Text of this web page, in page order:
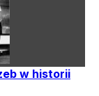
w historii